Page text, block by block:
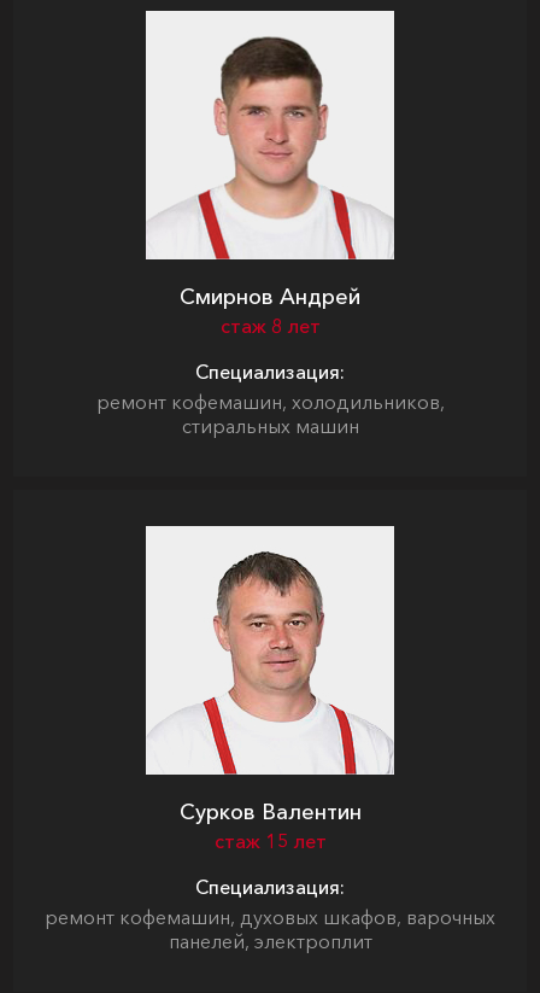
Смирнов Андрей
стаж 8 лет
Специализация:
ремонт кофемашин, холодильников,
стиральных машин
Сурков Валентин
стаж 15 лет
Специализация:
ремонт кофемашин, духовых шкафов, варочных
панелей, электроплит